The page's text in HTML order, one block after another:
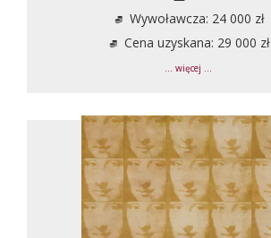
Wywoławcza: 24 000 zł
Cena uzyskana: 29 000 zł
... więcej ...